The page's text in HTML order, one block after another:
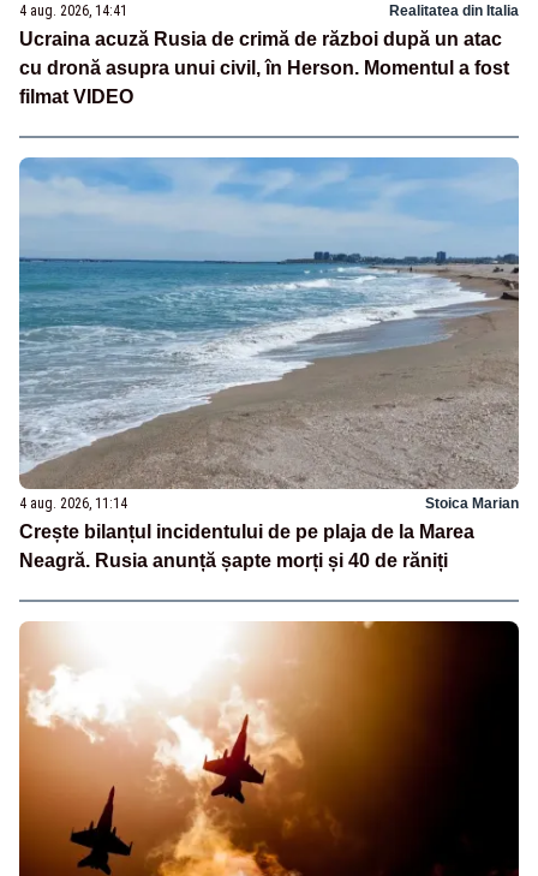
4 aug. 2026, 14:41 Realitatea din Italia
Ucraina acuză Rusia de crimă de război după un atac
cu dronă asupra unui civil, în Herson. Momentul a fost
filmat VIDEO
4 aug. 2026, 11:14 Stoica Marian
Crește bilanțul incidentului de pe plaja de la Marea
Neagră. Rusia anunță șapte morți și 40 de răniți